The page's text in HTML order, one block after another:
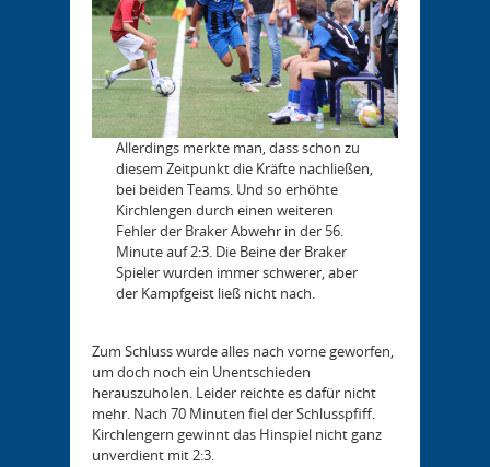
Allerdings merkte man, dass schon zu
diesem Zeitpunkt die Kräfte nachließen,
bei beiden Teams. Und so erhöhte
Kirchlengen durch einen weiteren
Fehler der Braker Abwehr in der 56.
Minute auf 2:3. Die Beine der Braker
Spieler wurden immer schwerer, aber
der Kampfgeist ließ nicht nach.
Zum Schluss wurde alles nach vorne geworfen,
um doch noch ein Unentschieden
herauszuholen. Leider reichte es dafür nicht
mehr. Nach 70 Minuten fiel der Schlusspfiff.
Kirchlengern gewinnt das Hinspiel nicht ganz
unverdient mit 2:3.